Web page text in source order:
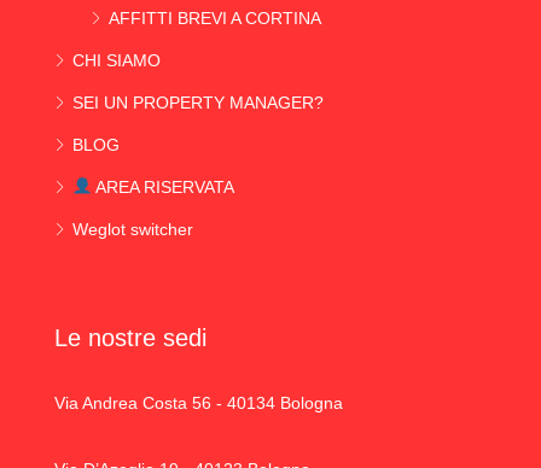
AFFITTI BREVI A CORTINA
CHI SIAMO
SEI UN PROPERTY MANAGER?
BLOG
AREA RISERVATA
Weglot switcher
Le nostre sedi
Via Andrea Costa 56 - 40134 Bologna